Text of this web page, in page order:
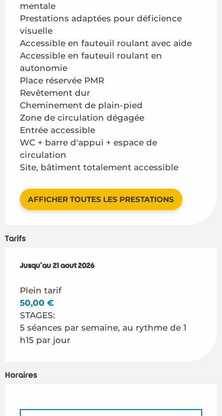
mentale
Prestations adaptées pour déficience
visuelle
Accessible en fauteuil roulant avec aide
Accessible en fauteuil roulant en
autonomie
Place réservée PMR
Revêtement dur
Cheminement de plain-pied
Zone de circulation dégagée
Entrée accessible
WC + barre d'appui + espace de
circulation
Site, bâtiment totalement accessible
AFFICHER TOUTES LES PRESTATIONS
Tarifs
Du6 juillet 2026au21 août 2026
Jusqu'au 21 août 2026
Plein tarif
50,00 €
STAGES:
5 séances par semaine, au rythme de 1
h15 par jour
Horaires